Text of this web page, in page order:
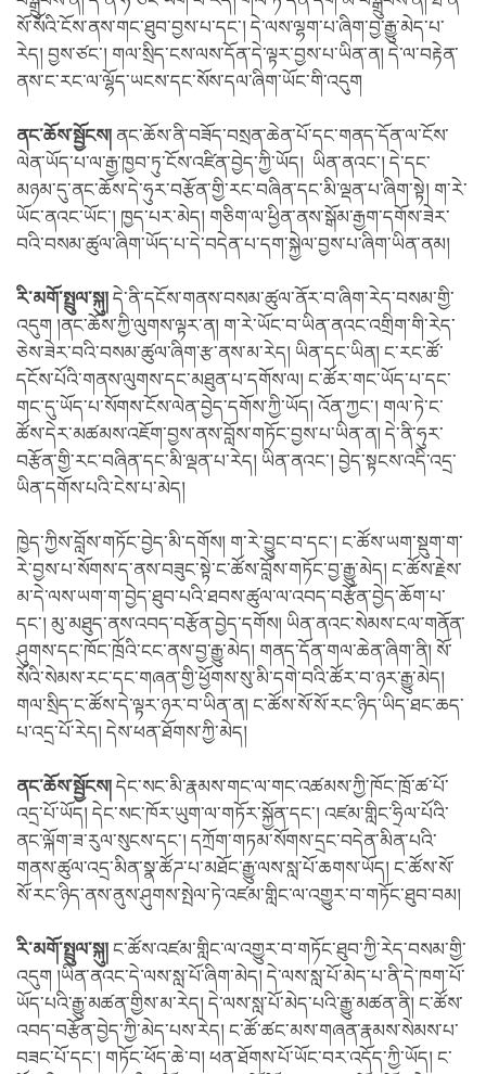
སོ་སོའི་ངོས་ནས་གང་ཐུབ་བྱས་པ་དང་། དེ་ལས་ལྷག་པ་ཞིག་བྱ་རྒྱུ་མེད་པ་
རེད། བྱས་ཙང་། གལ་སྲིད་ངས་ལས་དོན་དེ་ལྟར་བྱས་པ་ཡིན་ན། དེ་ལ་བརྟེན་
ནས་ང་རང་ལ་ལྷོད་ཡངས་དང་སོས་དལ་ཞིག་ཡོང་གི་འདུག
ནང་ཆོས་སྦྱོངས། ནང་ཆོས་ནི་བཟོད་བསྲན་ཆེན་པོ་དང་གནད་དོན་ལ་ངོས་
ལེན་ཡོད་པ་ལ་རྒྱ་ཁྱབ་ཏུ་ངོས་འཛིན་བྱེད་ཀྱི་ཡོད། ཡིན་ནའང་། དེ་དང་
མཉམ་དུ་ནང་ཆོས་དེ་ཧུར་བརྩོན་གྱི་རང་བཞིན་དང་མི་ལྡན་པ་ཞིག་སྟེ། ག་རེ་
ཡོང་ནའང་ཡོང་། ཁྱད་པར་མེད། གཅིག་ལ་ཕྱིན་ནས་སྒོམ་རྒྱག་དགོས་ཟེར་
བའི་བསམ་ཚུལ་ཞིག་ཡོད་པ་དེ་བདེན་པ་དག་སྐྱེལ་བྱས་པ་ཞིག་ཡིན་ནམ།
རི་མགོ་སྤྲུལ་སྐུ། དེ་ནི་དངོས་གནས་བསམ་ཚུལ་ནོར་བ་ཞིག་རེད་བསམ་གྱི་
འདུག །ནང་ཆོས་ཀྱི་ལུགས་ལྟར་ན། ག་རེ་ཡོང་བ་ཡིན་ནའང་འགྲིག་གི་རེད་
ཅེས་ཟེར་བའི་བསམ་ཚུལ་ཞིག་རྩ་ནས་མ་རེད། ཡིན་དང་ཡིན། ང་རང་ཚོ་
དངོས་པོའི་གནས་ལུགས་དང་མཐུན་པ་དགོས་ལ། ང་ཚོར་གང་ཡོད་པ་དང་
གང་དུ་ཡོད་པ་སོགས་ངོས་ལེན་བྱེད་དགོས་ཀྱི་ཡོད། འོན་ཀྱང་། གལ་ཏེ་ང་
ཚོས་དེར་མཚམས་འཇོག་བྱས་ནས་བློས་གཏོང་བྱས་པ་ཡིན་ན། དེ་ནི་ཧུར་
བརྩོན་གྱི་རང་བཞིན་དང་མི་ལྡན་པ་རེད། ཡིན་ནའང་། བྱེད་སྟངས་འདི་འདྲ་
ཡིན་དགོས་པའི་ངེས་པ་མེད།
ཁྱེད་ཀྱིས་བློས་གཏོང་བྱེད་མི་དགོས། ག་རེ་བྱུང་བ་དང་། ང་ཚོས་ཡག་སྡུག་ག་
རེ་བྱས་པ་སོགས་ད་ནས་བཟུང་སྟེ་ང་ཚོས་བློས་གཏོང་བྱ་རྒྱུ་མེད། ང་ཚོས་རྗེས་
མ་དེ་ལས་ཡག་ག་བྱེད་ཐུབ་པའི་ཐབས་ཚུལ་ལ་འབད་བརྩོན་བྱེད་ཆོག་པ་
དང་། མུ་མཐུད་ནས་འབད་བརྩོན་བྱེད་དགོས། ཡིན་ནའང་སེམས་ངལ་གནོན་
ཤུགས་དང་ཁོང་ཁྲོའི་ངང་ནས་བྱ་རྒྱུ་མེད། གནད་དོན་གལ་ཆེན་ཞིག་ནི། སོ་
སོའི་སེམས་རང་དང་གཞན་གྱི་ཕྱོགས་སུ་མི་དགེ་བའི་ཚོར་བ་ཉར་རྒྱུ་མེད།
གལ་སྲིད་ང་ཚོས་དེ་ལྟར་ཉར་བ་ཡིན་ན། ང་ཚོས་སོ་སོ་རང་ཉིད་ཡིད་ཐང་ཆད་
པ་འདྲ་པོ་རེད། དེས་ཕན་ཐོགས་ཀྱི་མེད།
ནང་ཆོས་སྦྱོངས། དེང་སང་མི་རྣམས་གང་ལ་གང་འཚམས་ཀྱི་ཁོང་ཁྲོ་ཚ་པོ་
འདྲ་པོ་ཡོད། དེང་སང་ཁོར་ཡུག་ལ་གཏོར་སྐྱོན་དང་། འཛམ་གླིང་ཧྲིལ་པོའི་
ནང་ལྐོག་ཟ་རུལ་སུངས་དང་། དཀྲོག་གཏམ་སོགས་དྲང་བདེན་མིན་པའི་
གནས་ཚུལ་འདྲ་མིན་སྣ་ཚོཌ་པ་མཐོང་རྒྱུ་ལས་སླ་པོ་ཆགས་ཡོད། ང་ཚོས་སོ་
སོ་རང་ཉིད་ནས་ནུས་ཤུགས་སྤེལ་ཏེ་འཛམ་གླིང་ལ་འགྱུར་བ་གཏོང་ཐུབ་བམ།
རི་མགོ་སྤྲུལ་སྐུ། ང་ཚོས་འཛམ་གླིང་ལ་འགྱུར་བ་གཏོང་ཐུབ་ཀྱི་རེད་བསམ་གྱི་
འདུག །ཡིན་ནའང་དེ་ལས་སླ་པོ་ཞིག་མེད། དེ་ལས་སླ་པོ་མེད་པ་ནི་དེ་ཁག་པོ་
ཡོད་པའི་རྒྱུ་མཚན་གྱིས་མ་རེད། དེ་ལས་སླ་པོ་མེད་པའི་རྒྱུ་མཚན་ནི། ང་ཚོས་
འབད་བརྩོན་བྱེད་ཀྱི་མེད་པས་རེད། ང་ཚོ་ཚང་མས་གཞན་རྣམས་སེམས་པ་
བཟང་པོ་དང་། གཏོང་ཕོད་ཆེ་བ། ཕན་ཐོགས་པོ་ཡོང་བར་འདོད་ཀྱི་ཡོད། ང་